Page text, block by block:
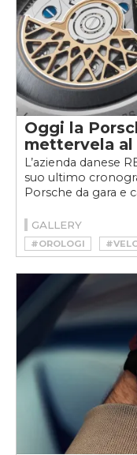
Oggi la
mettervela al
L’azienda danese
suo ultimo
Porsche da gara e
GALLERY
#OROLOGI